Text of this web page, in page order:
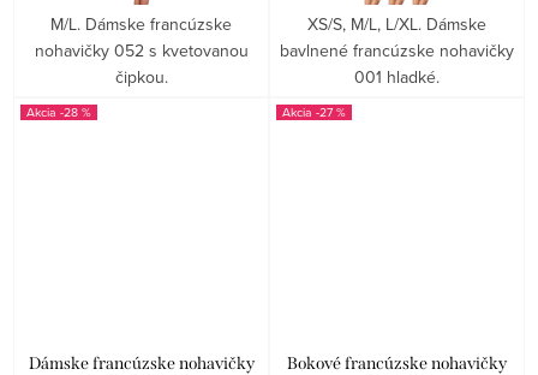
M/L. Dámske francúzske
nohavičky 052 s kvetovanou
čipkou.
XS/S, M/L, L/XL. Dámske
bavlnené francúzske nohavičky
001 hladké.
-28 %
Dámske francúzske nohavičky
-27 %
Bokové francúzske nohavičky